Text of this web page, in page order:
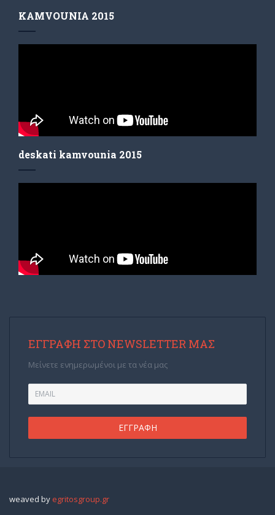
KAMVOUNIA 2015
deskati kamvounia 2015
ΕΓΓΡΑΦΉ ΣΤΟ NEWSLETTER ΜΑΣ
Μείνετε ενημερωμένοι με τα νέα μας
weaved by egritosgroup.gr